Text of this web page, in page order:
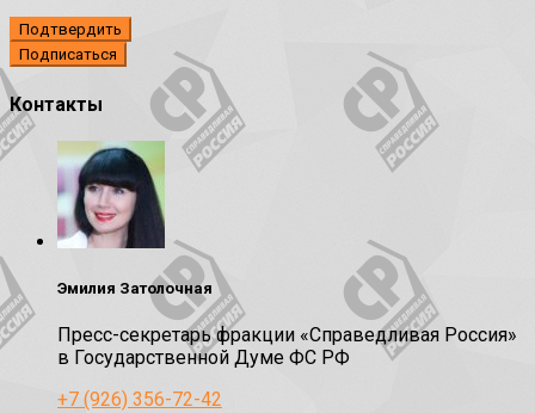
Подтвердить
Контакты
Эмилия Затолочная
Пресс-секретарь фракции «Справедливая Россия»
в Государственной Думе ФС РФ
+7 (926) 356-72-42